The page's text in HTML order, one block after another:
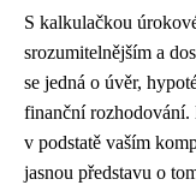
S kalkulačkou
srozumitelnějším a
se jedná o úvěr,
finanční
v podstatě vaším
jasnou představu o